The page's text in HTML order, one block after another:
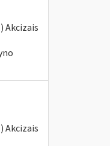
Akcizais
Akcizais